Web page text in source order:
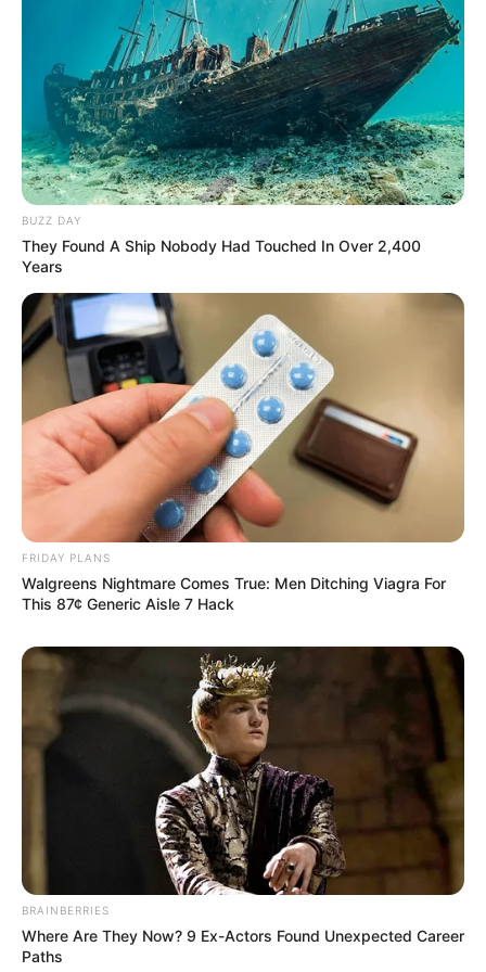
сталося? (фото, відео)
До $20 тисяч за «списання»: на Закарпатті
розслідують схему з військовозобов’язаними —
підозри отримали екскерівники Мукачівського
ТЦК
У Ясінянській громаді відкрили черговий простір
психологічної підтримки (фото)
людей: працівника Ужгородського ТЦК
судитимуть, дії ще двох його колег розслідує ДБР
(відео)
Категорії
Без рубрики
Гарячi
Партнерські матеріали
Спорт
Схеми
BUZZ DAY
They Found A Ship Nobody Had Touched In Over 2,400
Years
FRIDAY PLANS
Walgreens Nightmare Comes True: Men Ditching Viagra For
This 87¢ Generic Aisle 7 Hack
BRAINBERRIES
Where Are They Now? 9 Ex-Actors Found Unexpected Career
Paths